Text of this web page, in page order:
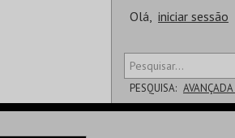
Olá, iniciar sessão
PESQUISA: AVANÇADA